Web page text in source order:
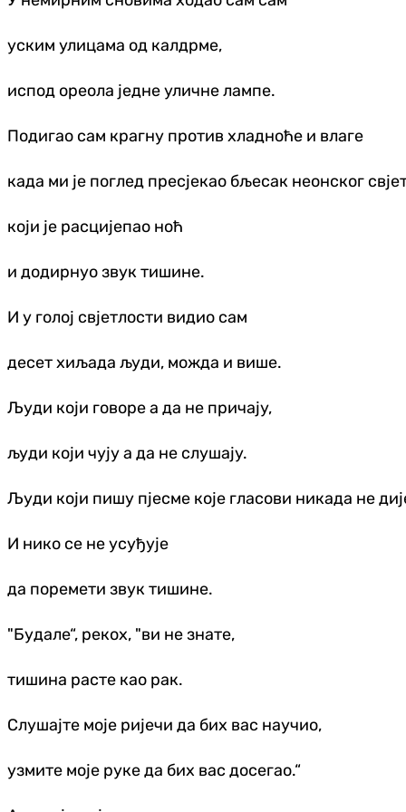
уским улицама од калдрме,
испод ореола једне уличне лампе.
Подигао сам крагну против хладноће и влаге
када ми је поглед пресјекао бљесак неонског
који је расцијепао ноћ
и додирнуо звук тишине.
И у голој свјетлости видио сам
десет хиљада људи, можда и више.
Људи који говоре а да не причају,
људи који чују а да не слушају.
Људи који пишу пјесме које гласови никада не
И нико се не усуђује
да поремети звук тишине.
"Будале“, рекох, "ви не знате,
тишина расте као рак.
Слушајте моје ријечи да бих вас научио,
узмите моје руке да бих вас досегао.“